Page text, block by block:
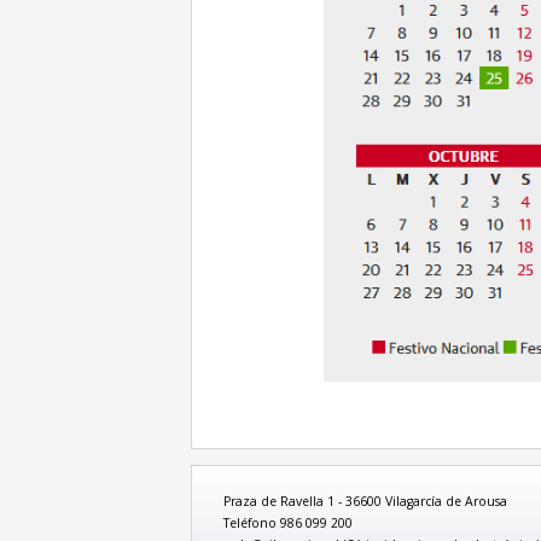
Praza de Ravella 1 - 36600 Vilagarcía de Arousa
Teléfono 986 099 200